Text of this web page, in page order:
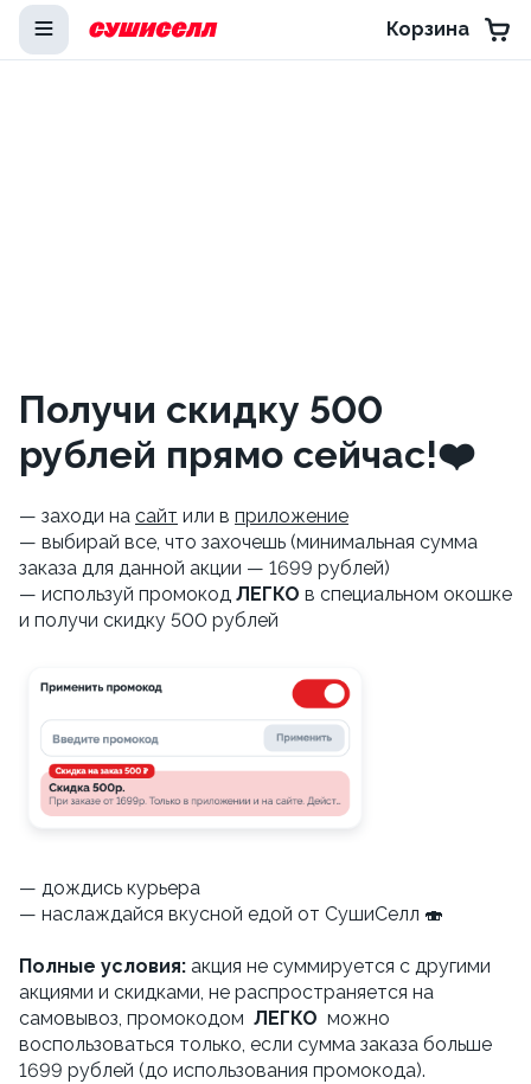
Корзина
Получи скидку 500
рублей прямо сейчас!❤️
— заходи на сайт или в приложение
— выбирай все, что захочешь (минимальная сумма
заказа для данной акции — 1699 рублей)
— используй промокод ЛЕГКО в специальном окошке
и получи скидку 500 рублей
— дождись курьера
— наслаждайся вкусной едой от СушиСелл 🍣
Полные условия: акция не суммируется с другими
акциями и скидками, не распространяется на
самовывоз, промокодом ЛЕГКО можно
воспользоваться только, если сумма заказа больше
1699 рублей (до использования промокода).